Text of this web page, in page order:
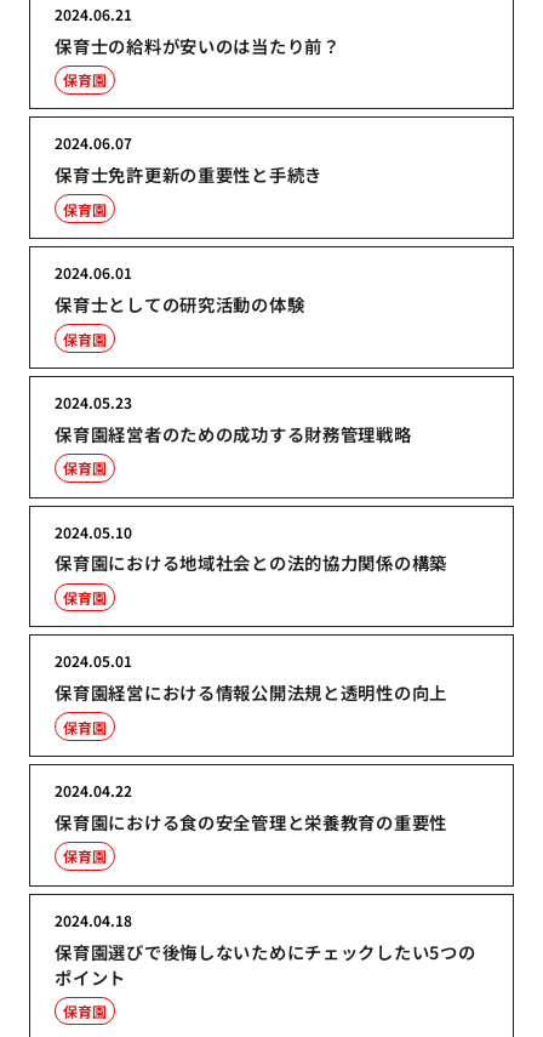
保育士の給料が安いのは当たり前？
2024.06.21
保育園
保育士免許更新の重要性と手続き
2024.06.07
保育園
保育士としての研究活動の体験
2024.06.01
保育園
保育園経営者のための成功する財務管理戦略
2024.05.23
保育園
保育園における地域社会との法的協力関係の構築
2024.05.10
保育園
保育園経営における情報公開法規と透明性の向上
2024.05.01
保育園
保育園における食の安全管理と栄養教育の重要性
2024.04.22
保育園
保育園選びで後悔しないためにチェックしたい5つの
ポイント
2024.04.18
保育園